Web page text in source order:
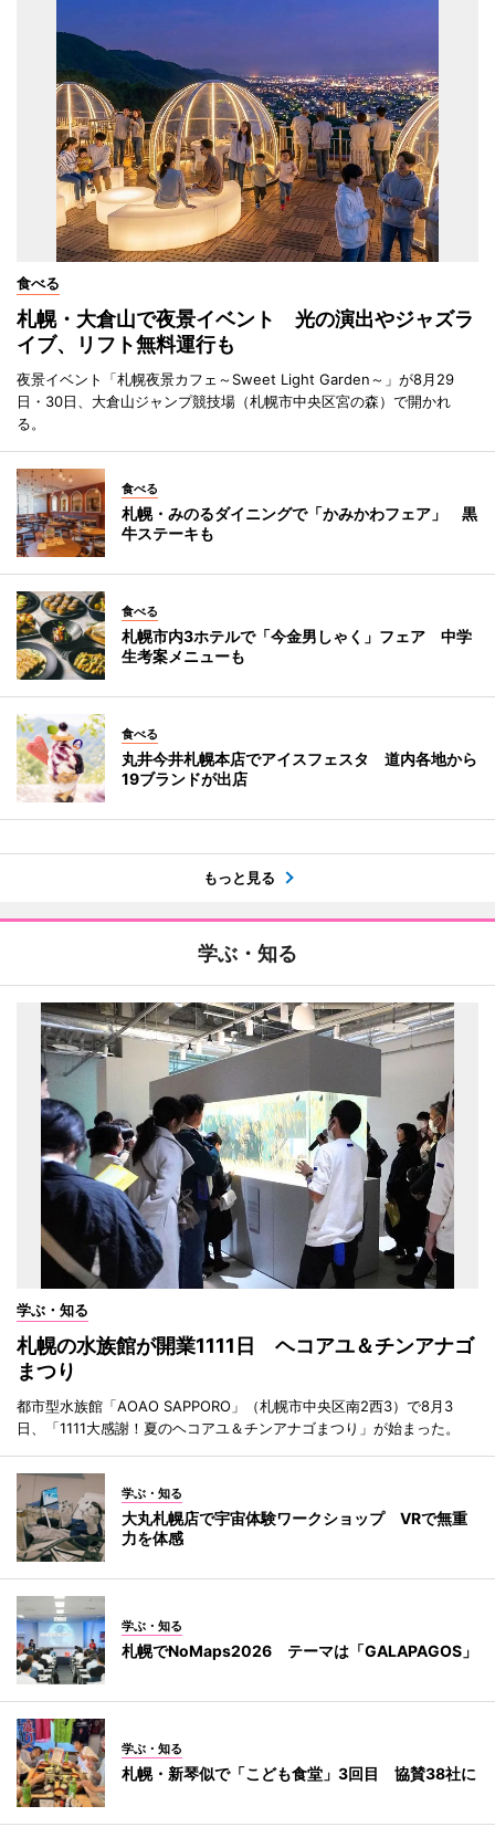
食べる
札幌・大倉山で夜景イベント 光の演出やジャズラ
イブ、リフト無料運行も
夜景イベント「札幌夜景カフェ～Sweet Light Garden～」が8月29
日・30日、大倉山ジャンプ競技場（札幌市中央区宮の森）で開かれ
る。
食べる
札幌・みのるダイニングで「かみかわフェア」 黒
牛ステーキも
食べる
札幌市内3ホテルで「今金男しゃく」フェア 中学
生考案メニューも
食べる
丸井今井札幌本店でアイスフェスタ 道内各地から
19ブランドが出店
もっと見る
学ぶ・知る
学ぶ・知る
札幌の水族館が開業1111日 ヘコアユ＆チンアナゴ
まつり
都市型水族館「AOAO SAPPORO」（札幌市中央区南2西3）で8月3
日、「1111大感謝！夏のヘコアユ＆チンアナゴまつり」が始まった。
学ぶ・知る
大丸札幌店で宇宙体験ワークショップ VRで無重
力を体感
学ぶ・知る
札幌でNoMaps2026 テーマは「GALAPAGOS」
学ぶ・知る
札幌・新琴似で「こども食堂」3回目 協賛38社に